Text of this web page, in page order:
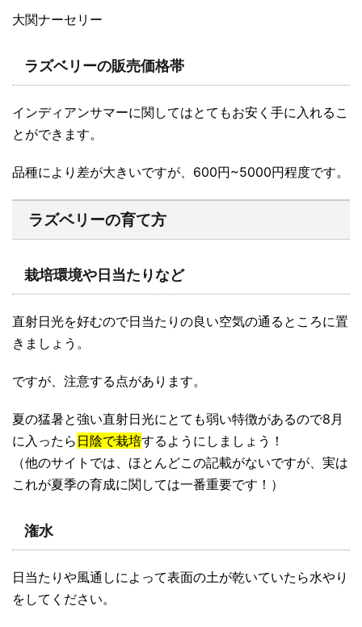
大関ナーセリー
ラズベリーの販売価格帯
インディアンサマーに関してはとてもお安く手に入れるこ
とができます。
品種により差が大きいですが、600円~5000円程度です。
ラズベリーの育て方
栽培環境や日当たりなど
直射日光を好むので日当たりの良い空気の通るところに置
きましょう。
ですが、注意する点があります。
夏の猛暑と強い直射日光にとても弱い特徴があるので8月
に入ったら 日陰で栽培するようにしましょう！
（他のサイトでは、ほとんどこの記載がないですが、実は
これが夏季の育成に関しては一番重要です！）
潅水
日当たりや風通しによって表面の土が乾いていたら水やり
をしてください。